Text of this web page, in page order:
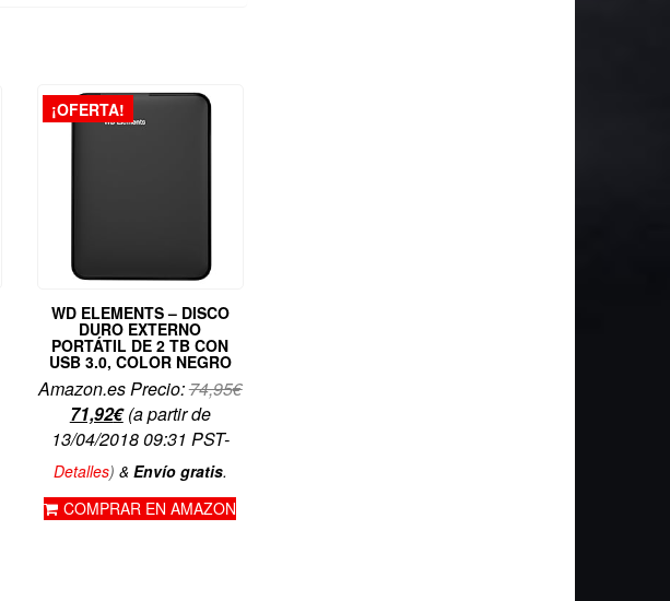
¡OFERTA!
WD ELEMENTS – DISCO
DURO EXTERNO
PORTÁTIL DE 2 TB CON
USB 3.0, COLOR NEGRO
Amazon.es Precio:74,95€
El
precio
original
74,95€.
71,92€El
precio
actual
71,92€.
(a partir de
13/04/2018 09:31 PST-
Detalles) & Envío gratis.
COMPRAR EN AMAZON